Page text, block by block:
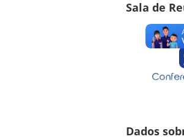
Sala de
Dados